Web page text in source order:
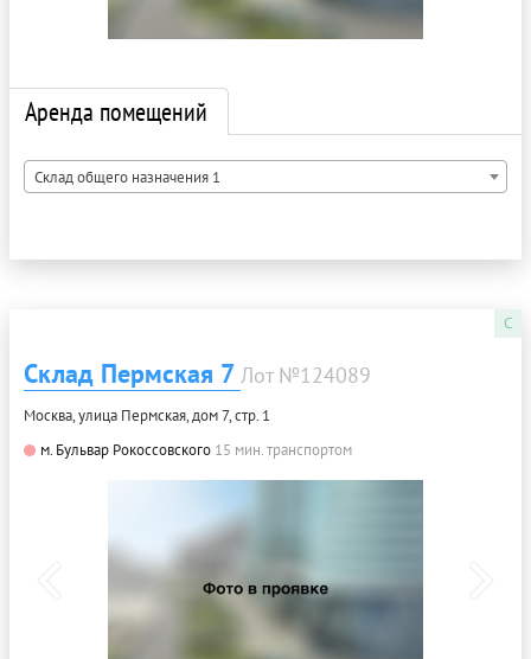
Аренда помещений
Склад общего назначения 1
C
Склад Пермская 7 Лот №124089
Москва, улица Пермская, дом 7, стр. 1
м. Бульвар Рокоссовского 15 мин. транспортом